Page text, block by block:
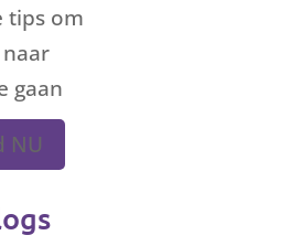
tips om
gaan
NU